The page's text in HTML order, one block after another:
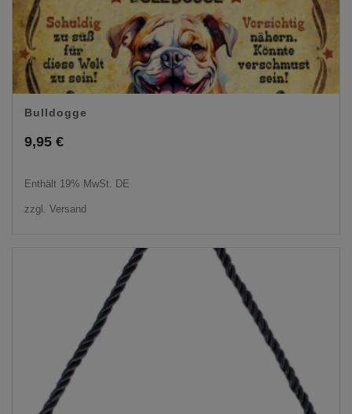
Bulldogge
9,95 €
Enthält 19% MwSt. DE
zzgl. Versand